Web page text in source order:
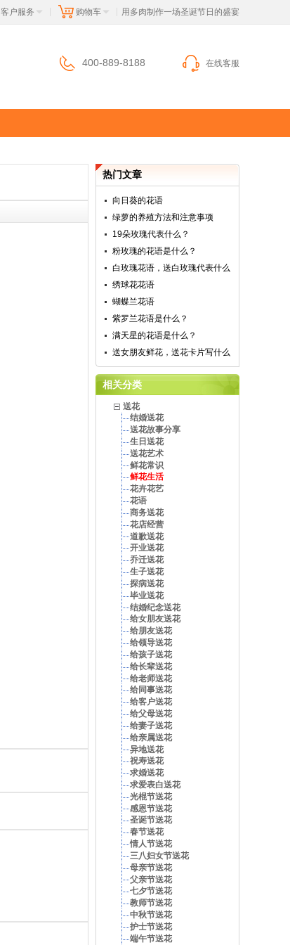
客户服务 购物车 用多肉制作一场圣诞节日的盛宴
400-889-8188 在线客服
热门文章
向日葵的花语
绿萝的养殖方法和注意事项
19朵玫瑰代表什么？
粉玫瑰的花语是什么？
白玫瑰花语，送白玫瑰代表什么
绣球花花语
蝴蝶兰花语
紫罗兰花语是什么？
满天星的花语是什么？
送女朋友鲜花，送花卡片写什么
相关分类
送花
结婚送花
送花故事分享
生日送花
送花艺术
鲜花常识
鲜花生活
花卉花艺
花语
商务送花
花店经营
道歉送花
开业送花
乔迁送花
生子送花
探病送花
毕业送花
结婚纪念送花
给女朋友送花
给朋友送花
给领导送花
给孩子送花
给长辈送花
给老师送花
给同事送花
给客户送花
给父母送花
给妻子送花
给亲属送花
异地送花
祝寿送花
求婚送花
求爱表白送花
光棍节送花
感恩节送花
圣诞节送花
春节送花
情人节送花
三八妇女节送花
母亲节送花
父亲节送花
七夕节送花
教师节送花
中秋节送花
护士节送花
端午节送花